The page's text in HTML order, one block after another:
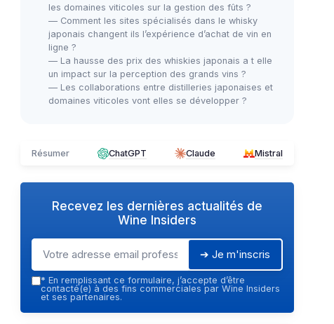
les domaines viticoles sur la gestion des fûts ?
— Comment les sites spécialisés dans le whisky
japonais changent ils l’expérience d’achat de vin en
ligne ?
— La hausse des prix des whiskies japonais a t elle
un impact sur la perception des grands vins ?
— Les collaborations entre distilleries japonaises et
domaines viticoles vont elles se développer ?
Résumer ChatGPT Claude Mistral
Recevez les dernières actualités de
Wine Insiders
➔ Je m'inscris
* En remplissant ce formulaire, j’accepte d’être
contacté(e) à des fins commerciales par Wine Insiders
et ses partenaires.